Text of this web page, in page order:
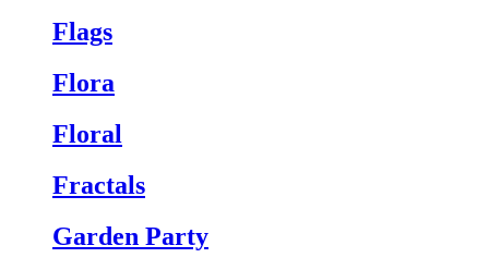
Flags
Flora
Floral
Fractals
Garden Party